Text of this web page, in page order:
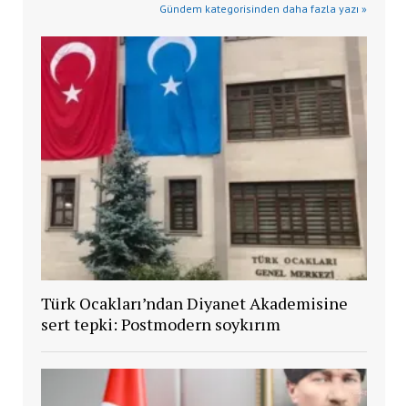
Gündem kategorisinden daha fazla yazı »
Türk Ocakları’ndan Diyanet Akademisine
sert tepki: Postmodern soykırım